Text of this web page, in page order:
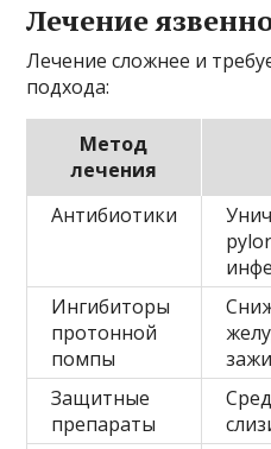
Лечение
Лечение сложнее и
подхода:
Метод
лечения
Антибиотики
Ингибиторы
протонной
помпы
Защитные
препараты